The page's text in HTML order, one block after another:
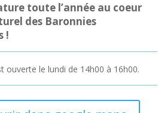
toute l’année au coeur
des Baronnies
!
ouverte le lundi de 14h00 à 16h00.